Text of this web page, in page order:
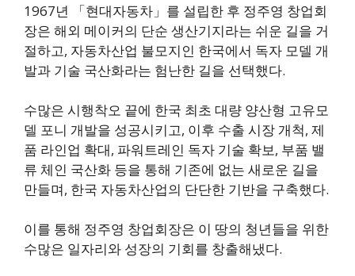
1967년 「현대자동차」를 설립한 후 정주영 창업회
장은 해외 메이커의 단순 생산기지라는 쉬운 길을 거
절하고, 자동차산업 불모지인 한국에서 독자 모델 개
발과 기술 국산화라는 험난한 길을 선택했다.
수많은 시행착오 끝에 한국 최초 대량 양산형 고유모
델 포니 개발을 성공시키고, 이후 수출 시장 개척, 제
품 라인업 확대, 파워트레인 독자 기술 확보, 부품 밸
류 체인 국산화 등을 통해 기존에 없는 새로운 길을
만들며, 한국 자동차산업의 단단한 기반을 구축했다.
이를 통해 정주영 창업회장은 이 땅의 청년들을 위한
수많은 일자리와 성장의 기회를 창출해냈다.